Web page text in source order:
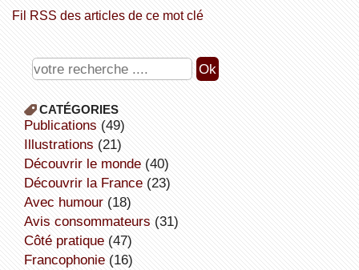
Fil RSS des articles de ce mot clé
CATÉGORIES
publications (49)
illustrations (21)
découvrir le monde(40)
découvrir la France(23)
avec humour(18)
avis consommateurs (31)
côté pratique(47)
Francophonie(16)